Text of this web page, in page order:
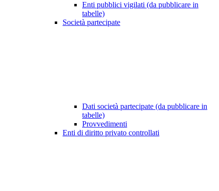
Enti pubblici vigilati (da pubblicare in
tabelle)
Società partecipate
Dati società partecipate (da pubblicare in
tabelle)
Provvedimenti
Enti di diritto privato controllati